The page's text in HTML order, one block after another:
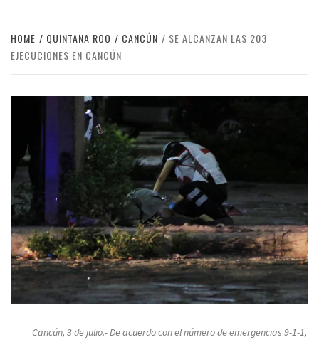
HOME QUINTANA ROO CANCÚN
SE ALCANZAN LAS 203
EJECUCIONES EN CANCÚN
Cancún, 3 de julio.- De acuerdo con el número de emergencias 9-1-1,